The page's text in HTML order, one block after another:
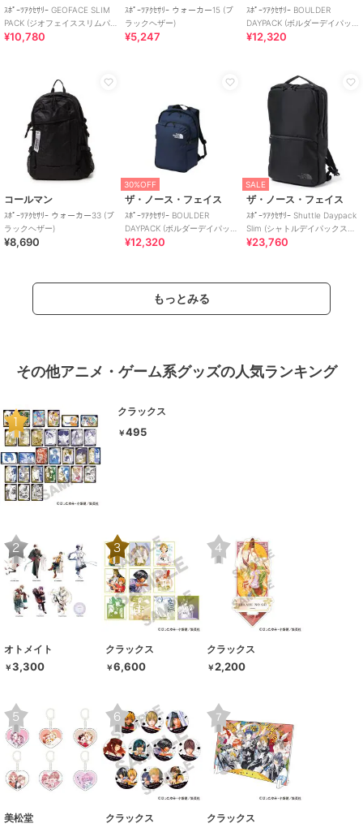
ｽﾎﾟｰﾂｱｸｾｻﾘｰ GEOFACE SLIM
PACK (ジオフェイススリムパ
ック)
¥10,780
ｽﾎﾟｰﾂｱｸｾｻﾘｰ ウォーカー15 (ブ
ラックヘザー)
¥5,247
ｽﾎﾟｰﾂｱｸｾｻﾘｰ BOULDER
DAYPACK (ボルダーデイパッ
ク)
¥12,320
コールマン
ｽﾎﾟｰﾂｱｸｾｻﾘｰ ウォーカー33 (ブ
ラックヘザー)
¥8,690
30%OFF
ザ・ノース・フェイス
ｽﾎﾟｰﾂｱｸｾｻﾘｰ BOULDER
DAYPACK (ボルダーデイパッ
ク)
¥12,320
SALE
ザ・ノース・フェイス
ｽﾎﾟｰﾂｱｸｾｻﾘｰ Shuttle Daypack
Slim (シャトルデイパックスリ
ム)
¥23,760
もっとみる
その他アニメ・ゲーム系グッズの人気ランキング
クラックス
￥495
オトメイト
￥3,300
クラックス
￥6,600
クラックス
￥2,200
美松堂 クラックス クラックス